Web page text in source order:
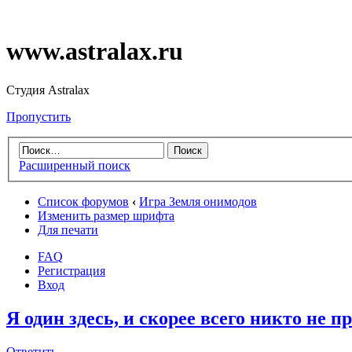
www.astralax.ru
Студия Astralax
Пропустить
Расширенный поиск
Список форумов ‹ Игра Земля онимодов
Изменить размер шрифта
Для печати
FAQ
Регистрация
Вход
Я один здесь, и скорее всего никто не